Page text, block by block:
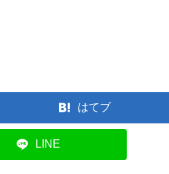
はてブ
LINE